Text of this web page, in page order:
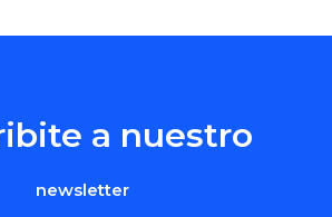
a nuestro
newsletter